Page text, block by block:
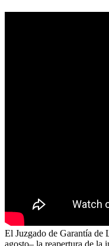
El Juzgado de Garantía de
agosto– la reapertura de la